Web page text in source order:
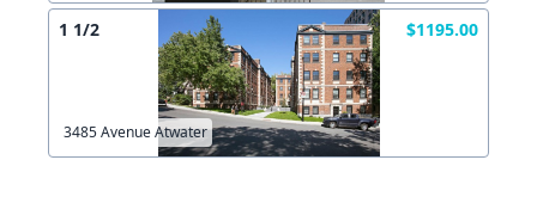
1 1/2 $1195.00
3485 Avenue Atwater